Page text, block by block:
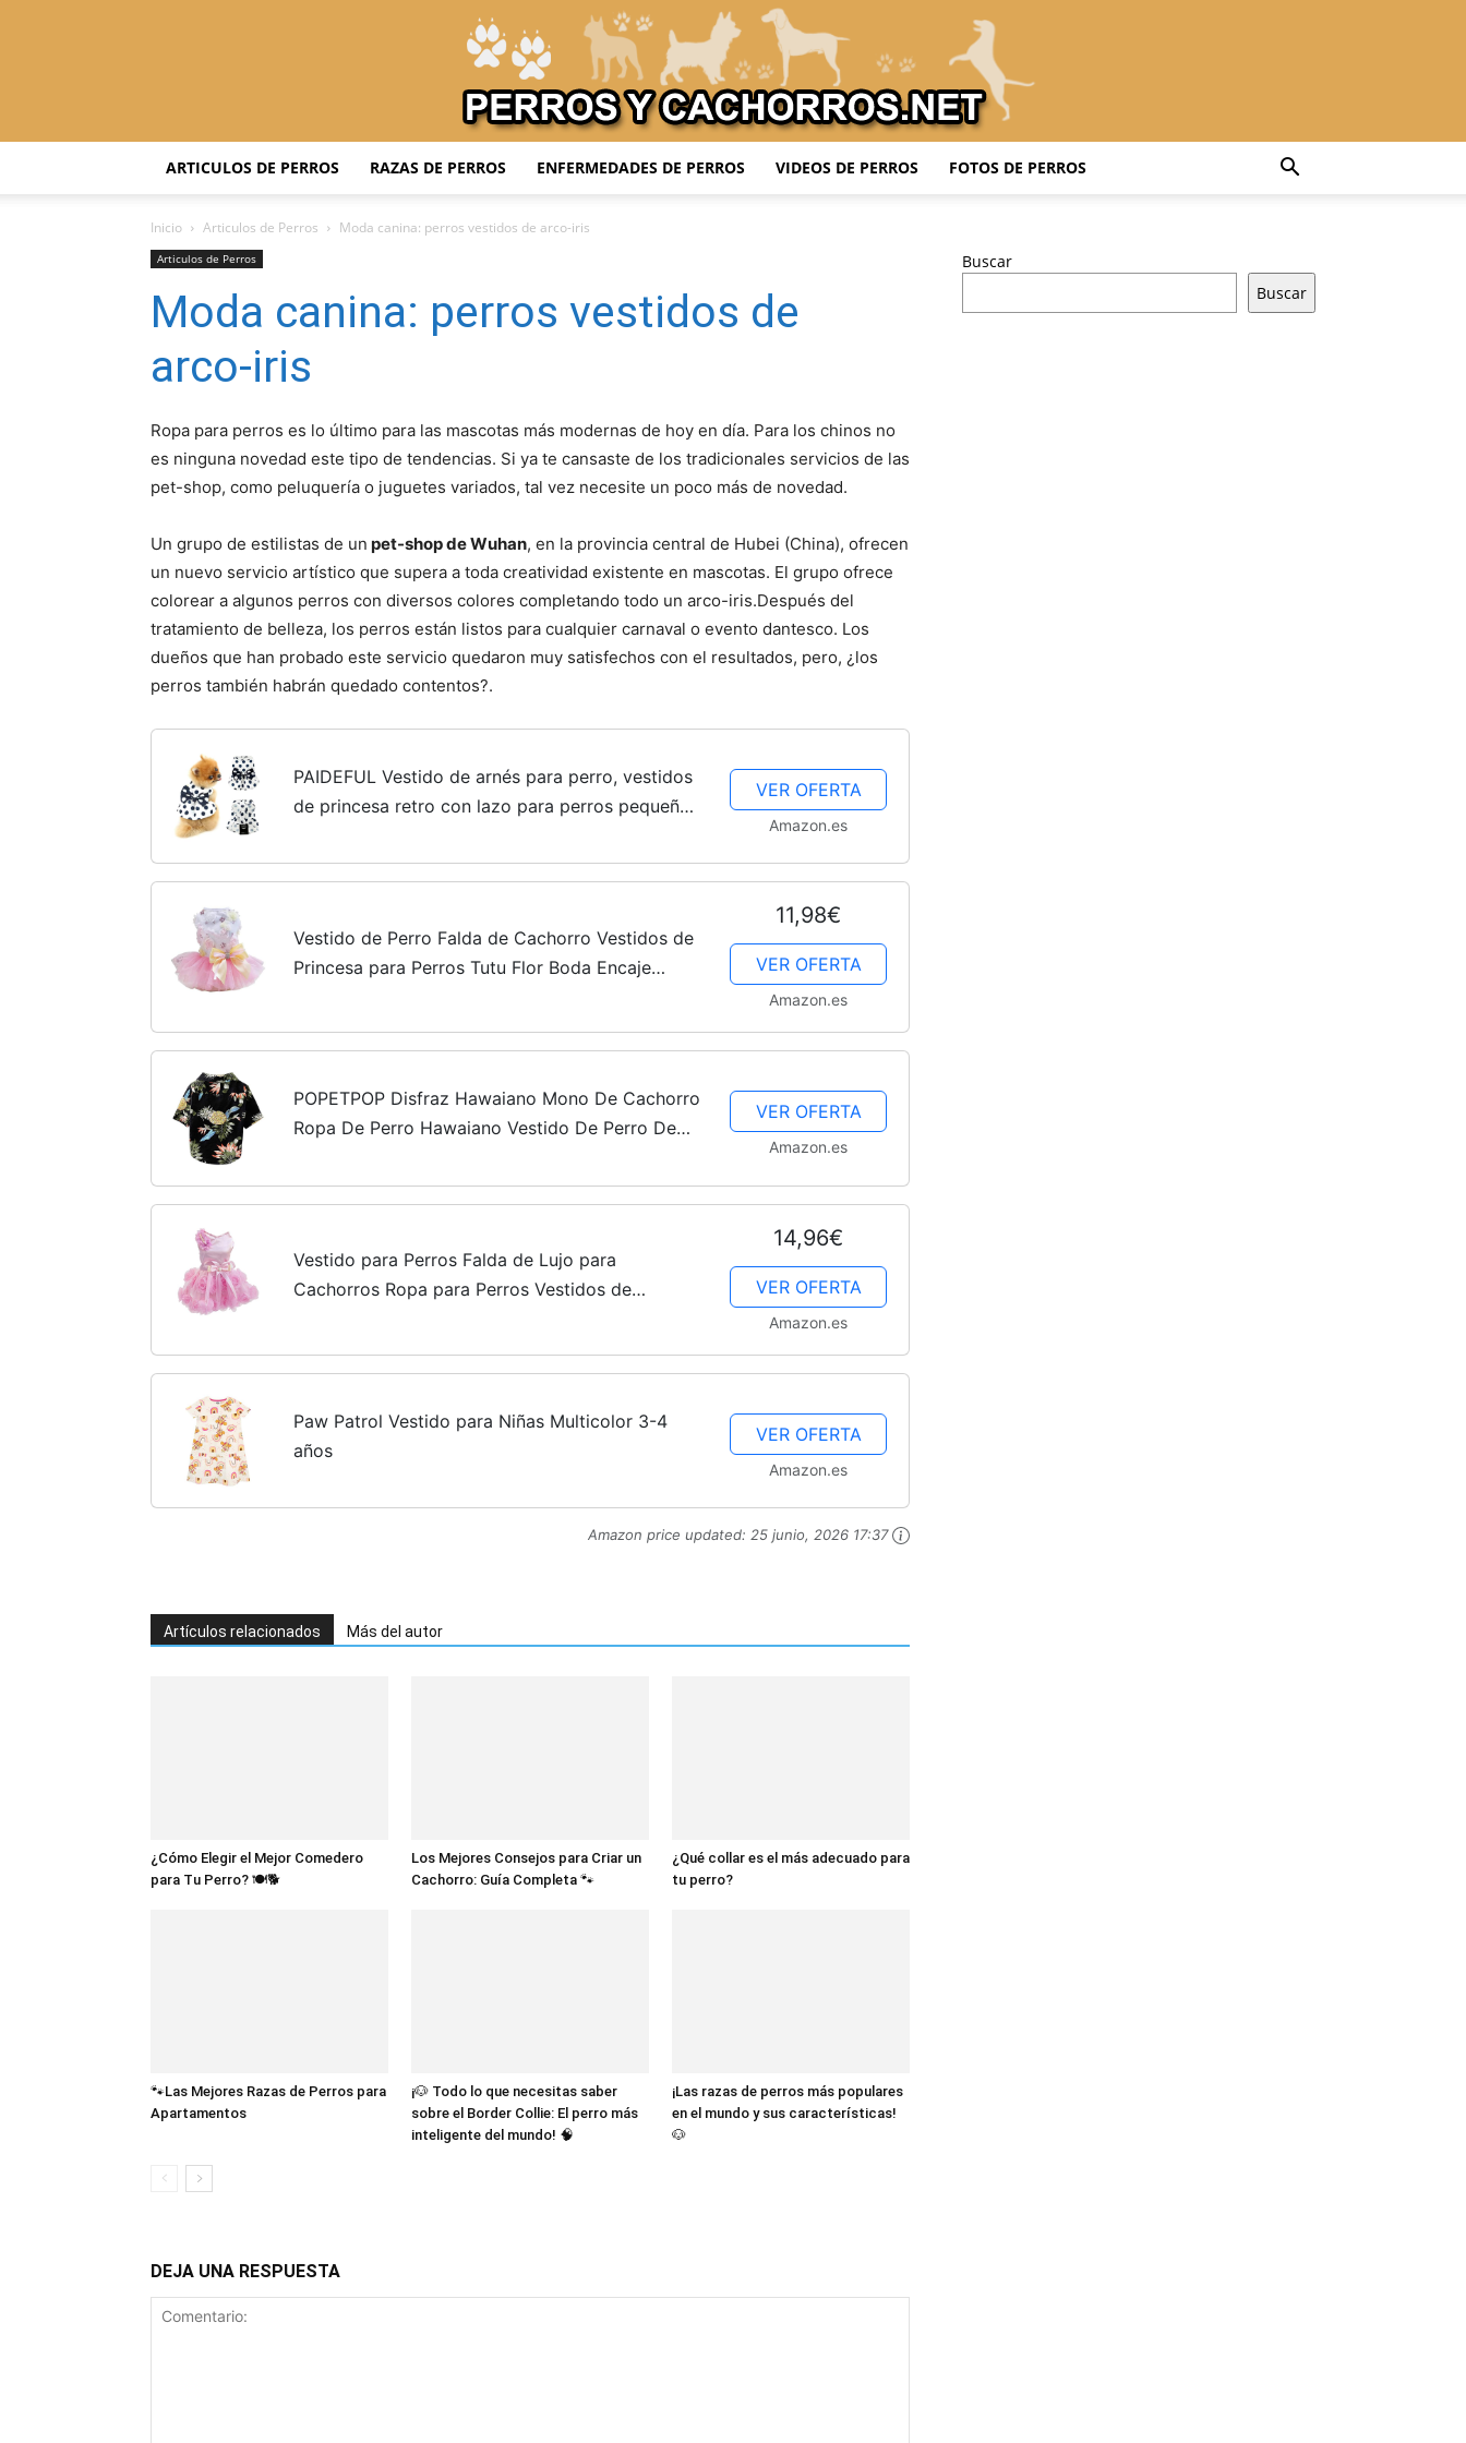
–
Razas
de
Perros
–
ARTICULOS DE PERROS RAZAS DE PERROS ENFERMEDADES DE PERROS VIDEOS DE PERROS FOTOS DE PERROS
Inicio Articulos de Perros Moda canina: perros vestidos de arco-iris
Articulos de Perros
Moda canina: perros vestidos de
arco-iris
Ropa para perros es lo último para las mascotas más modernas de hoy en día. Para los chinos no
es ninguna novedad este tipo de tendencias. Si ya te cansaste de los tradicionales servicios de las
pet-shop, como peluquería o juguetes variados, tal vez necesite un poco más de novedad.
Un grupo de estilistas de un pet-shop de Wuhan, en la provincia central de Hubei (China), ofrecen
un nuevo servicio artístico que supera a toda creatividad existente en mascotas. El grupo ofrece
colorear a algunos perros con diversos colores completando todo un arco-iris.Después del
tratamiento de belleza, los perros están listos para cualquier carnaval o evento dantesco. Los
dueños que han probado este servicio quedaron muy satisfechos con el resultados, pero, ¿los
perros también habrán quedado contentos?.
PAIDEFUL Vestido de arnés para perro, vestidos
de princesa retro con lazo para perros pequeños,
suave y...
VER OFERTA
Amazon.es
Vestido de Perro Falda de Cachorro Vestidos de
Princesa para Perros Tutu Flor Boda Encaje
11,98€
VER OFERTA
Amazon.es
POPETPOP Disfraz Hawaiano Mono De Cachorro
Ropa De Perro Hawaiano Vestido De Perro De
para Halloween Vestidos De...
VER OFERTA
Amazon.es
Vestido para Perros Falda de Lujo para
Cachorros Ropa para Perros Vestidos de
14,96€
VER OFERTA
Amazon.es
Paw Patrol Vestido para Niñas Multicolor 3-4
años
VER OFERTA
Amazon.es
Amazon price updated: 25 junio, 2026 17:37
Artículos relacionados Más del autor
¿Cómo Elegir el Mejor Comedero
para Tu Perro? 🍽️🐕
Los Mejores Consejos para Criar un
Cachorro: Guía Completa 🐾
¿Qué collar es el más adecuado para
tu perro?
🐾Las Mejores Razas de Perros para
Apartamentos
¡🐶 Todo lo que necesitas saber
sobre el Border Collie: El perro más
inteligente del mundo! 🧠
¡Las razas de perros más populares
en el mundo y sus características!
🐶
DEJA UNA RESPUESTA
Buscar
Buscar